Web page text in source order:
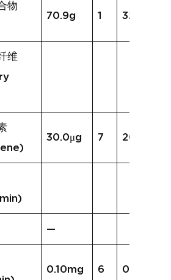
物
70.9g 1 32.5g
维
30.0μg 7 207.1μg
—
0.10mg 6 0.07mg